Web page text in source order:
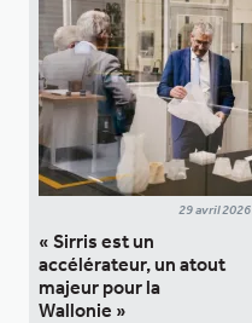
29 avril 2026
« Sirris est un
accélérateur, un atout
majeur pour la
Wallonie »